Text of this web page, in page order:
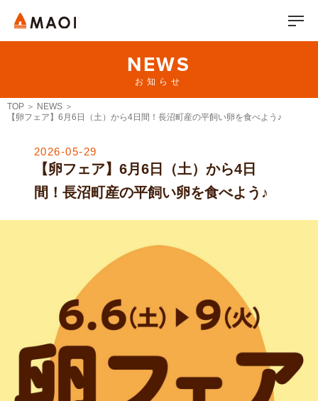
NEWS
お知らせ
TOP
NEWS
【卵フェア】6月6日（土）から4日間！長沼町産の平飼い卵を食べよう♪
2026-05-29
【卵フェア】6月6日（土）から4日
間！長沼町産の平飼い卵を食べよう♪